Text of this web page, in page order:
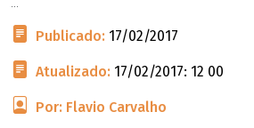
Publicado: 17/02/2017
Atualizado: 17/02/2017: 12 00
Por: Flavio Carvalho